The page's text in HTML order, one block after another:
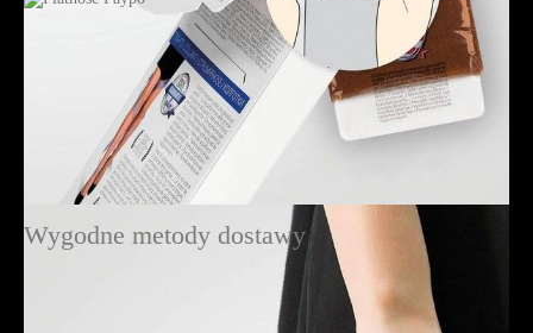
Wygodne metody dostawy